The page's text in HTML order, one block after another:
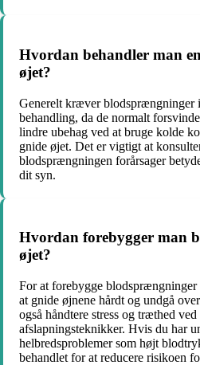
Hvordan behandler man
øjet?
Generelt kræver blodsprængninger
behandling, da de normalt
lindre ubehag ved at bruge kolde
gnide øjet. Det er vigtigt at
blodsprængningen forårsager
dit syn.
Hvordan forebygger man
øjet?
For at forebygge
at gnide øjnene hårdt og undgå
også håndtere stress og træthed
afslapningsteknikker. Hvis du har
helbredsproblemer som højt
behandlet for at reducere risikoen